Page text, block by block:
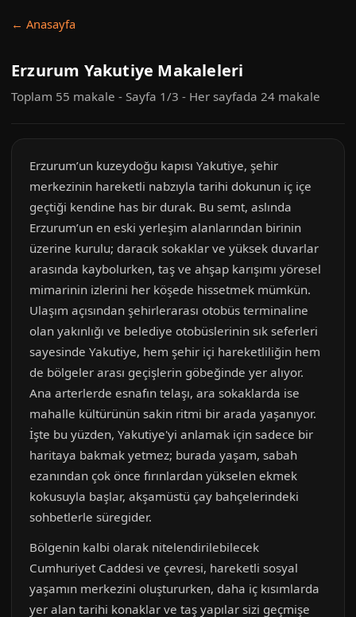
← Anasayfa
Erzurum Yakutiye Makaleleri
Toplam 55 makale - Sayfa 1/3 - Her sayfada 24 makale
Erzurum’un kuzeydoğu kapısı Yakutiye, şehir
merkezinin hareketli nabzıyla tarihi dokunun iç içe
geçtiği kendine has bir durak. Bu semt, aslında
Erzurum’un en eski yerleşim alanlarından birinin
üzerine kurulu; daracık sokaklar ve yüksek duvarlar
arasında kaybolurken, taş ve ahşap karışımı yöresel
mimarinin izlerini her köşede hissetmek mümkün.
Ulaşım açısından şehirlerarası otobüs terminaline
olan yakınlığı ve belediye otobüslerinin sık seferleri
sayesinde Yakutiye, hem şehir içi hareketliliğin hem
de bölgeler arası geçişlerin göbeğinde yer alıyor.
Ana arterlerde esnafın telaşı, ara sokaklarda ise
mahalle kültürünün sakin ritmi bir arada yaşanıyor.
İşte bu yüzden, Yakutiye'yi anlamak için sadece bir
haritaya bakmak yetmez; burada yaşam, sabah
ezanından çok önce fırınlardan yükselen ekmek
kokusuyla başlar, akşamüstü çay bahçelerindeki
sohbetlerle süregider.
Bölgenin kalbi olarak nitelendirilebilecek
Cumhuriyet Caddesi ve çevresi, hareketli sosyal
yaşamın merkezini oluştururken, daha iç kısımlarda
yer alan tarihi konaklar ve taş yapılar sizi geçmişe